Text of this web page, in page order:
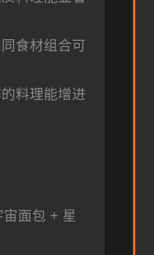
食材组合可
料理能增进
面包 + 星